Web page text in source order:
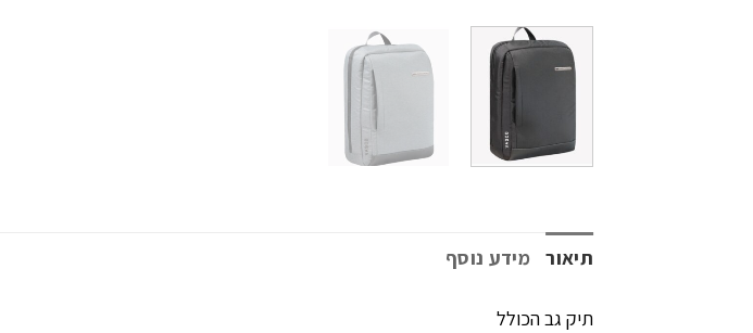
תיאור מידע נוסף
תיק גב הכולל